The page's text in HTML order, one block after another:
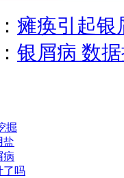
瘫痪引起银
银屑病 数
掘
盐
病
了吗